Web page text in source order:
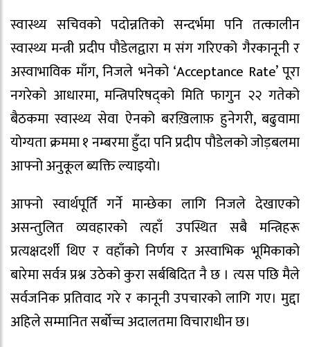
स्वास्थ्य सचिवको पदोन्नतिको सन्दर्भमा पनि तत्कालीन
स्वास्थ्य मन्त्री प्रदीप पौडेलद्वारा म संग गरिएको गैरकानूनी र
अस्वाभाविक माँग, निजले भनेको ‘Acceptance Rate’ पूरा
नगरेको आधारमा, मन्त्रिपरिषद्को मिति फागुन २२ गतेको
बैठकमा स्वास्थ्य सेवा ऐनको बरख़िलाफ़ हुनेगरी, बढुवामा
योग्यता क्रममा १ नम्बरमा हुँदा पनि प्रदीप पौडेलको जोड़बलमा
आफ्नो अनुकूल ब्यक्ति ल्याइयो।
आफ्नो स्वार्थपूर्ति गर्ने मान्छेका लागि निजले देखाएको
असन्तुलित व्यवहारको त्यहाँ उपस्थित सबै मन्त्रिहरू
प्रत्यक्षदर्शी थिए र वहाँको निर्णय र अस्वाभिक भूमिकाको
बारेमा सर्वत्र प्रश्न उठेको कुरा सर्बबिदित नै छ । त्यस पछि मैले
सर्वजनिक प्रतिवाद गरे र कानूनी उपचारको लागि गए। मुद्दा
अहिले सम्मानित सर्बोच्च अदालतमा विचाराधीन छ।